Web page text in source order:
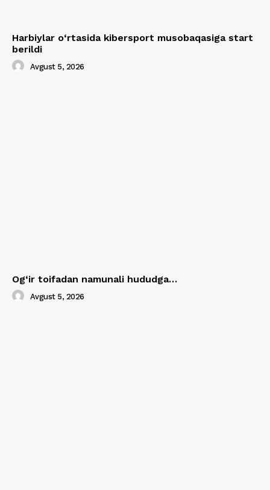
Harbiylar o‘rtasida kibersport musobaqasiga start
berildi
Avgust 5, 2026
Og‘ir toifadan namunali hududga…
Avgust 5, 2026